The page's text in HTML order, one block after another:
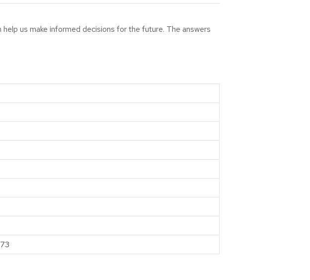
us make informed decisions for the future. The answers